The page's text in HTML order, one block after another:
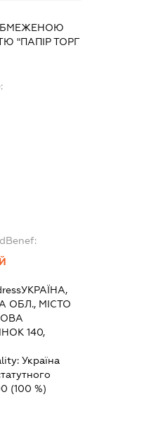
"ПАПІР ТОРГ
УКРАЇНА,
ОБЛ., МІСТО
140,
Україна
(100 %)